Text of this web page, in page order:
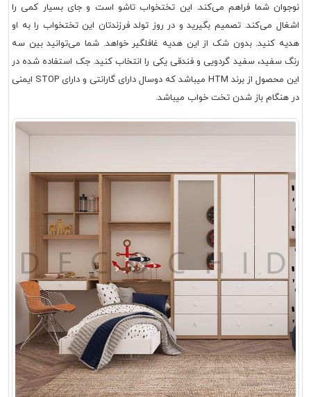
نوجوان شما فراهم می‌کند. این تختخواب تاشو است و جای بسیار کمی را
اشغال می‌کند. تصمیم بگیرید و در روز تولد فرزندتان این تختخواب را به او
هدیه کنید. بدون شک از این هدیه غافلگیر خواهد. شما می‌توانید بین سه
رنگ سفید، سفید گردویی و فندقی یکی را انتخاب کنید. جک استفاده شده در
این محصول از برند HTM میباشد که دوسال دارای گارانتی و دارای STOP ایمنی
در هنگام باز شدن تخت خواب میباشد.